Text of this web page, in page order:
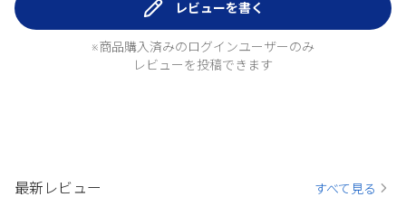
レビューを書く
※商品購入済みのログインユーザーのみ
レビューを投稿できます
最新レビュー すべて見る